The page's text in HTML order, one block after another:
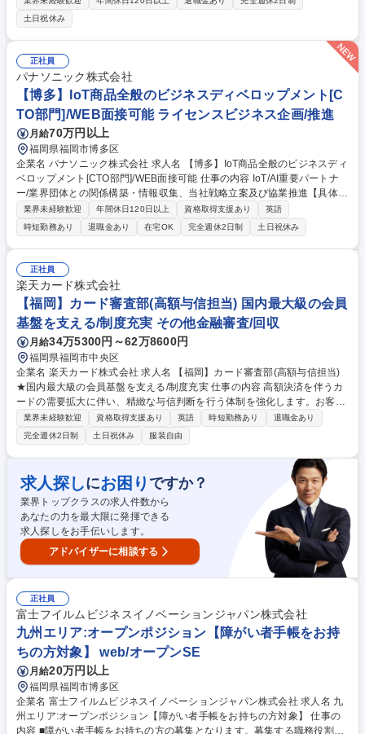
象に対して、発生事象真因分析、チーム内議論、対策検討、 フロー化/仕
組み作り、など、どういう仕組みにすることで最適なオペレーションを実
現できるか、を深堀していきます。 【業務詳細】■契約内容に関する法務
観点確認■契約条件に基づいた支払管理■行政案件に関する契約更新/管理■
業務プロセスの継続的改善：現行契約・支払に関する業務プロセスの評価
と改善提案■データ分析に基づく課題解決：基地局賃料、電気料等の費用
データ分析による潜在的課題の特定 募集職種 【データ管理メンバー】楽
天モバイル/最適なオペレーションを作る/1029148
土日祝休み
正社員
パナソニック株式会社
【博多】IoT商品全般のビジネスディベロップメント[C
TO部門]/WEB面接可能 ライセンスビジネス企画/推進
月給70万円以上
福岡県福岡市博多区
企業名 パナソニック株式会社 求人名 【博多】IoT商品全般のビジネスディ
ベロップメント[CTO部門]/WEB面接可能 仕事の内容 IoT/AI重要パートナ
ー/業界団体との関係構築・情報収集、当社戦略立案及び協業推進【具体的
には】Google/Amazon/Apple/OpenAIなど複数事業に跨がる国内外のIoT/
AI重要パートナーや関連団体と関係構築/最新動向入手 ★上記をもとに、
各事業部と連携し、案件別のパートナー共創・対抗戦略の議論・策定推進
のうえ、当該パートナーとの契約交渉・協業推進。 ★本部門はパナソニッ
ク(株)のCTO部門に属し、直轄R&Dや各事業場の商品・サービス企画、技
術メンバと連携して、上記活動を推進します。 募集職種 【博多】IoT商品
全般のビジネスディベロップメント[CTO部門]/WEB面接可能
業界未経験歓迎 年間休日120日以上 資格取得支援あり
英語
時短勤務あり
退職金あり 在宅OK 完全週休2日制 土日祝休み
正社員
楽天カード株式会社
【福岡】カード審査部(高額与信担当) 国内最大級の会員
基盤を支える/制度充実 その他金融審査/回収
月給34万5300円～62万8600円
福岡県福岡市中央区
企業名 楽天カード株式会社 求人名 【福岡】カード審査部(高額与信担当)
★国内最大級の会員基盤を支える/制度充実 仕事の内容 高額決済を伴うカ
ードの需要拡大に伴い、精緻な与信判断を行う体制を強化します。お客様
の資産状況を多角的に分析し、リスクと収益を最適化した与信枠の提案を
ミッションに、以下業務をお任せします。 【具体的には】■プレミアムカ
ード、ブラックカード、ローンカードの新規入会審査および途上与信審査
■お客様の財務状況、利用履歴、信用情報などを総合的に分析し、審査可
否決および与信枠の決定 ■高額与信案件における追加書類の確認、ヒアリ
ング ■審査基準の改善提案 ■割賦販売法、貸金業法等の遵守状況確認およ
び社内規定への落とし込み 募集職種 【福岡】カード審査部(高額与信担当)
★国内最大級の会員基盤を支える/制度充実
業界未経験歓迎 資格取得支援あり 英語 時短勤務あり
退職金あり
完全週休2日制
土日祝休み 服装自由
求人探しにお困り ですか？
業界トップクラスの求人件数から
あなたの力を最大限に発揮できる
求人探しをお手伝いします。
アドバイザーに相談する
正社員
富士フイルムビジネスイノベーションジャパン株式会社
九州エリア:オープンポジション【障がい者手帳をお持
ちの方対象】 web/オープンSE
月給20万円以上
福岡県福岡市博多区
企業名 富士フイルムビジネスイノベーションジャパン株式会社 求人名 九
州エリア:オープンポジション【障がい者手帳をお持ちの方対象】 仕事の
内容 ■障がい者手帳をお持ちの方の募集となります。募集する職務役割に